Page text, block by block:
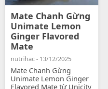
Mate Chanh Gừng
Unimate Lemon
Ginger Flavored
Mate
nutrihac - 13/12/2025
Mate Chanh Gừng
Unimate Lemon Ginger
Flavored Mate từ Unicity